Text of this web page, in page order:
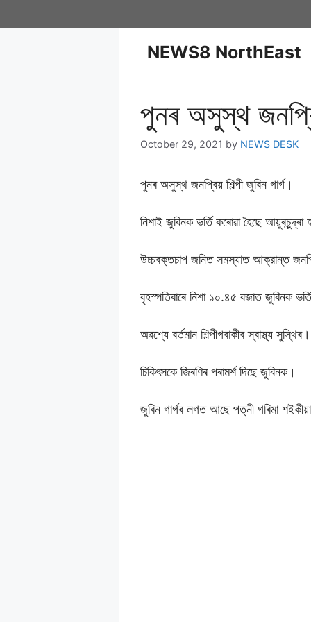
NEWS8 NorthEast
পুনৰ অসুস্থ
October 29, 2021 by NEWS DESK
পুনৰ অসুস্থ জনপ্ৰিয় শিল্পী জুবিন গাৰ্গ।
নিশাই জুবিনক ভৰ্তি কৰোৱা হৈছে আয়ুৰচুন্দ্ৰা
উচ্চৰক্তচাপ জনিত সমস্যাত আক্রান্ত
বৃহস্পতিবাৰে নিশা ১০.৪৫ বজাত জুবিনক
অৱশ্যে বৰ্তমান শিল্পীগৰাকীৰ স্বাস্থ্য সুস্থিৰ।
চিকিৎসকে জিৰণিৰ পৰামৰ্শ দিছে জুবিনক।
জুবিন গাৰ্গৰ লগত আছে পত্নী গৰিমা